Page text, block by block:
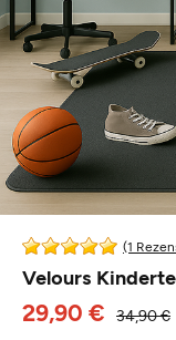
(1
Velours
29,90 € 34,90 €